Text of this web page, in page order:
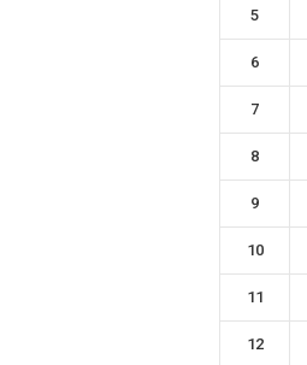
5
6
7
8
9
10
11
12